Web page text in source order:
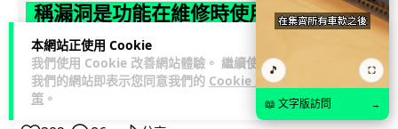
本網站正使用 Cookie
我們使用 Cookie 改善網站體驗。 繼續使用
我們的網站即表示您同意我們的 Cookie 政
策 。
稱漏洞是功能在維修時使用
中國網通廠商智博通電子（Zbtlink Electronics）旗下的路由器
產品爆出嚴重安全漏洞，被發現每 35 秒便會與中國伺服器連
線，旗...
閱讀全文
🎵 ⛶
📖 文字版訪問 →